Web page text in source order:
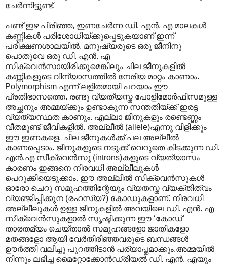
ചേര്‍ന്നിട്ടുണ്ട്.
പണ്ട് ഇഴ പിരിഞ്ഞ, ഇണചേര്‍ന്ന ഡി. എന്‍. എ മാലകള്‍
കണ്ണികള്‍ പരിശോധിയ്ക്കുപ്പെടുകയാണ് ഇന്ന്
പരീക്ഷണശാലയില്‍. മനുഷ്യരുടെ ഒരു ജീനിനു
പൊതുവേ ഒരു ഡി. എന്‍. എ
സീക്വെന്‍സായിരിക്കുമെങ്കിലും ചില ജീനുകളില്‍
കണ്ണികളുടെ വിന്യാസത്തില്‍ നേരിയ മാറ്റം കാണാം.
Polymorphism എന്ന് ലളിതമായി പറയാം ഈ
പ്രതിഭാസത്തെ. രണ്ടു വ്യത്യസ്ത പോളിമോര്‍ഫിസമുള്ള
അച്ഛനും അമ്മയ്ക്കും ഉണ്ടാകുന്ന സന്തതിയ്ക്ക് ഇരട്ട
വ്യത്യസ്ഥത കാണും. എല്ലാ ജീനുകളും രണ്ടെണ്ണം
വീതമുണ്ട് ജീവികളില്‍. അല്ലീല്‍ (allele)എന്നു വിളിക്കും
ഈ ഇണകളെ. ചില ജീനുകള്‍ക്ക് പല അല്ലീല്‍
കാണപ്പെടാം. ജീനുകളുടെ നടുക്ക് വെറുതെ കിടക്കുന്ന ഡി.
എന്‍.എ സീക്വെന്‍സു (introns)കളുടെ വ്യത്യാസം
കാരണം ഇങ്ങനെ നിരവധി അല്ലീലുകള്‍
പെറുക്കിയെടുക്കാം. ഈ അല്ലീല്‍ സീക്വെന്‍സുകള്‍
ഓരോ ചെറു സമൂഹത്തിന്റേയും വ്യതസ്ത വ്യക്തിത്വം
വ്യഞ്ജിപ്പിക്കുന (രഹസ്യ?) കോഡുകളാണ്. നിരവധി
അല്ലീലുകള്‍ ഉള്ള ജീനുകളില്‍‍ അവയിലെ ഡി. എന്‍. എ
സീക്വെന്‍സുകളാല്‍ സൃഷ്ടിക്കുന്ന ഈ ‘കോഡ്’
താരതമ്യം ചെയ്താല്‍ സമൂഹങ്ങളോ ജാതികളോ
മതങ്ങളോ ആയി വേര്‍തിരിഞ്ഞവരുടെ ബന്ധങ്ങള്‍
ഊര്‍ത്തി വലിച്ചു പുറത്തിടാന്‍ പര്യാപ്തമാക്കും.അമ്മയില്‍
നിന്നും ലഭിച്ച മൈറ്റോക്കോന്‍ഡ്രിയല്‍ ഡി. എന്‍. എയും